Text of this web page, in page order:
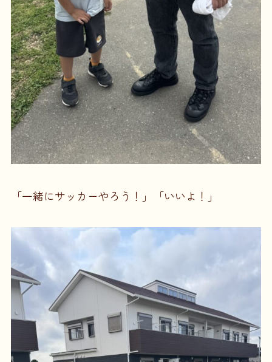
「一緒にサッカーやろう！」「いいよ！」